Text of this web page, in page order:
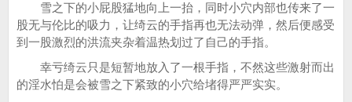
雪之下的小屁股猛地向上一抬，同时小穴内部也传来了一
股无与伦比的吸力，让绮云的手指再也无法动弹，然后便感受
到一股激烈的洪流夹杂着温热划过了自己的手指。
幸亏绮云只是短暂地放入了一根手指，不然这些激射而出
的淫水怕是会被雪之下紧致的小穴给堵得严严实实。